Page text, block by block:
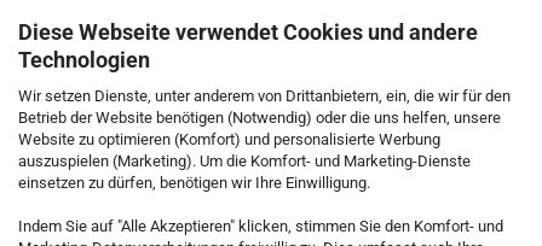
Diese Webseite verwendet Cookies und andere
Technologien
Wir setzen Dienste, unter anderem von Drittanbietern, ein, die wir für den
Betrieb der Website benötigen (Notwendig) oder die uns helfen, unsere
Website zu optimieren (Komfort) und personalisierte Werbung
auszuspielen (Marketing). Um die Komfort- und Marketing-Dienste
einsetzen zu dürfen, benötigen wir Ihre Einwilligung.
Indem Sie auf "Alle Akzeptieren" klicken, stimmen Sie den Komfort- und
KONTAKT